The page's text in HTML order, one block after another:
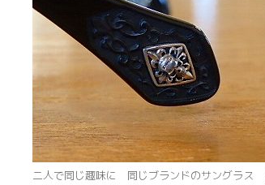
二人で同じ趣味に 同じブランドのサングラス